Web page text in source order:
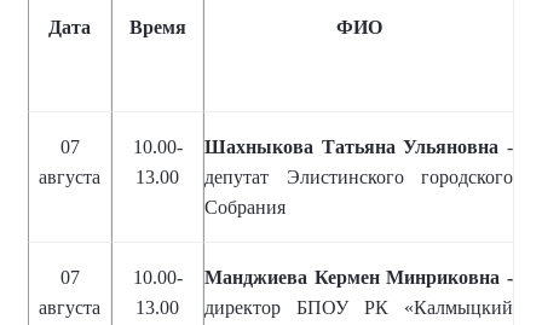
Дата Время ФИО
07
августа
10.00-
13.00
Шахныкова Татьяна Ульяновна -
депутат Элистинского городского
Собрания
07
августа
10.00-
13.00
Манджиева Кермен Минриковна -
директор БПОУ РК «Калмыцкий